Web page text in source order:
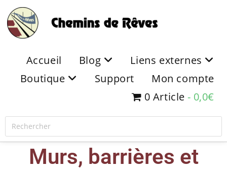
Accueil Blog
Liens externes
Boutique
Support
Mon compte
0 Article
0,0€
Murs, barrières et